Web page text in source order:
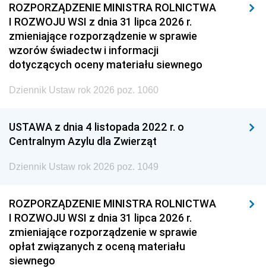
ROZPORZĄDZENIE MINISTRA ROLNICTWA
I ROZWOJU WSI z dnia 31 lipca 2026 r.
zmieniające rozporządzenie w sprawie
wzorów świadectw i informacji
dotyczących oceny materiału siewnego
Dziennik Ustaw rok 2026 poz. 1060
USTAWA z dnia 4 listopada 2022 r. o
Centralnym Azylu dla Zwierząt
Dziennik Ustaw rok 2026 poz. 1049
ROZPORZĄDZENIE MINISTRA ROLNICTWA
I ROZWOJU WSI z dnia 31 lipca 2026 r.
zmieniające rozporządzenie w sprawie
opłat związanych z oceną materiału
siewnego